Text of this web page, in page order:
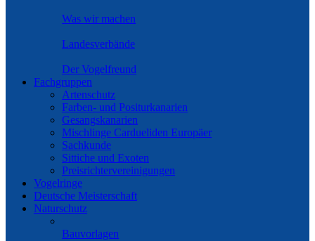
Was wir machen
Landesverbände
Der Vogelfreund
Fachgruppen
Artenschutz
Farben- und Positurkanarien
Gesangskanarien
Mischlinge Cardueliden Europäer
Sachkunde
Sittiche und Exoten
Preisrichtervereinigungen
Vogelringe
Deutsche Meisterschaft
Naturschutz
Bauvorlagen